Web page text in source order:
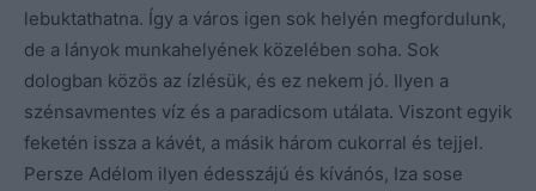
lebuktathatna. Így a város igen sok helyén megfordulunk,
de a lányok munkahelyének közelében soha. Sok
dologban közös az ízlésük, és ez nekem jó. Ilyen a
szénsavmentes víz és a paradicsom utálata. Viszont egyik
feketén issza a kávét, a másik három cukorral és tejjel.
Persze Adélom ilyen édesszájú és kívánós, Iza sose